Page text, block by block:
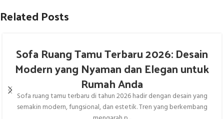
Related Posts
Sofa Ruang Tamu Terbaru 2026: Desain
Modern yang Nyaman dan Elegan untuk
Rumah Anda
Sofa ruang tamu terbaru di tahun 2026 hadir dengan desain yang
semakin modern, fungsional, dan estetik. Tren yang berkembang